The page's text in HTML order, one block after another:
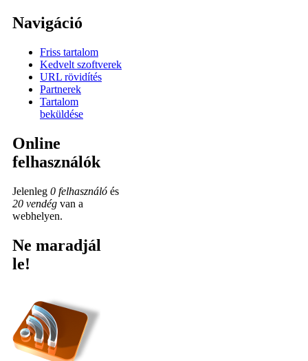
Navigáció
Friss tartalom
Kedvelt szoftverek
URL rövidítés
Partnerek
Tartalom
beküldése
Online
felhasználók
Jelenleg 0 felhasználó és
20 vendég van a
webhelyen.
Ne maradjál
le!